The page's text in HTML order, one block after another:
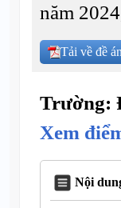
năm
Tải về đề
Trường:
Xem
Nội